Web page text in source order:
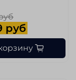
руб